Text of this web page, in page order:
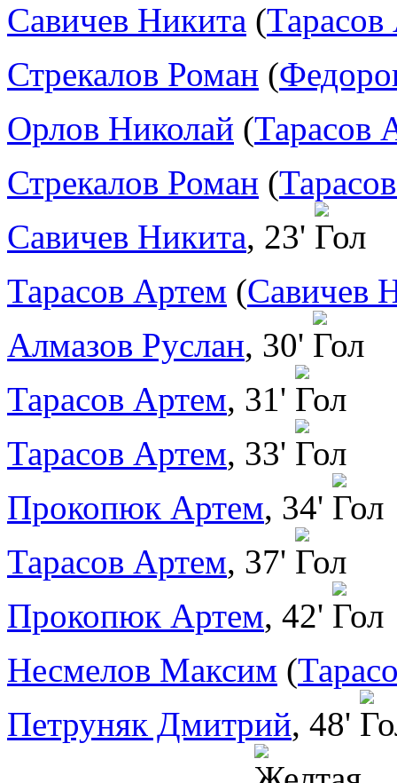
Савичев Никита (
Стрекалов Роман (
Орлов Николай (Тарасов
Стрекалов Роман (
Савичев Никита, 23'
Тарасов Артем (Савичев
Алмазов Руслан, 30'
Тарасов Артем, 31'
Тарасов Артем, 33'
Прокопюк Артем, 34'
Тарасов Артем, 37'
Прокопюк Артем, 42'
Несмелов Максим (
Петруняк Дмитрий, 48'